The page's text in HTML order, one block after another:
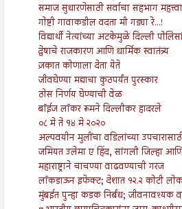
समाज सुधारणेसाठी सर्वाचा सहभाग
गोष्टी गावाकडील वदता मी गड्या रे...!
विद्यार्थी नेत्यांच्या अटकेमुळे दिल्ली
द्वेषाचे राजकारण आणि धार्मिक स्वातंत्र्य
ज़कात कोणाला देता येते
जीवघेण्या मद्याचा कुठपर्यंत पुरस्कार
ठोस निर्णय घेण्याची वेळ
बॉईज लॉकर रूमने दिल्लीकर हादरले
०८ मे ते १४ मे २०२०
अल्पवयीन मुलींचा वडिलांच्या
जमियत उलेमा ए हिंद, सांगली जिल्हा
महाराष्ट्राने चाचण्या वाढवण्याची गरज
लॉकडाऊन इफेक्ट; देशात १२.२ कोटी
मुंबईत पुन्हा कडक निर्बंध; जीवनावश्यक